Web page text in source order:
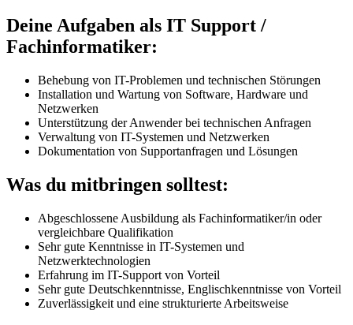
Deine Aufgaben als IT Support /
Fachinformatiker:
Behebung von IT-Problemen und technischen Störungen
Installation und Wartung von Software, Hardware und
Netzwerken
Unterstützung der Anwender bei technischen Anfragen
Verwaltung von IT-Systemen und Netzwerken
Dokumentation von Supportanfragen und Lösungen
Was du mitbringen solltest:
Abgeschlossene Ausbildung als Fachinformatiker/in oder
vergleichbare Qualifikation
Sehr gute Kenntnisse in IT-Systemen und
Netzwerktechnologien
Erfahrung im IT-Support von Vorteil
Sehr gute Deutschkenntnisse, Englischkenntnisse von Vorteil
Zuverlässigkeit und eine strukturierte Arbeitsweise